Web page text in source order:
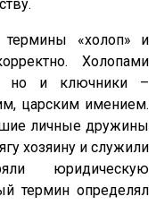
термины «холоп» и
Холопами
но и ключники –
царским имением.
личные дружины
хозяину и служили
юридическую
термин определял